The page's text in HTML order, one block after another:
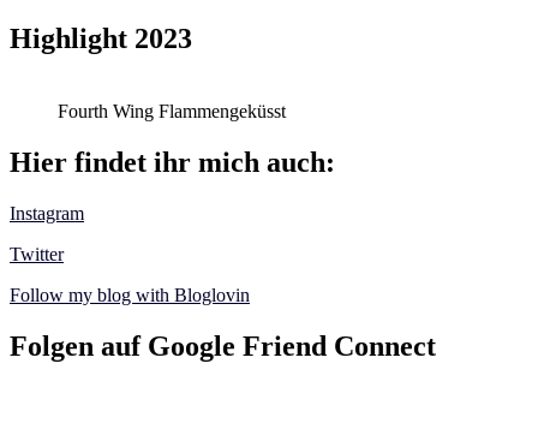
Highlight 2023
Fourth Wing Flammengeküsst
Hier findet ihr mich auch:
Instagram
Twitter
Follow my blog with Bloglovin
Folgen auf Google Friend Connect